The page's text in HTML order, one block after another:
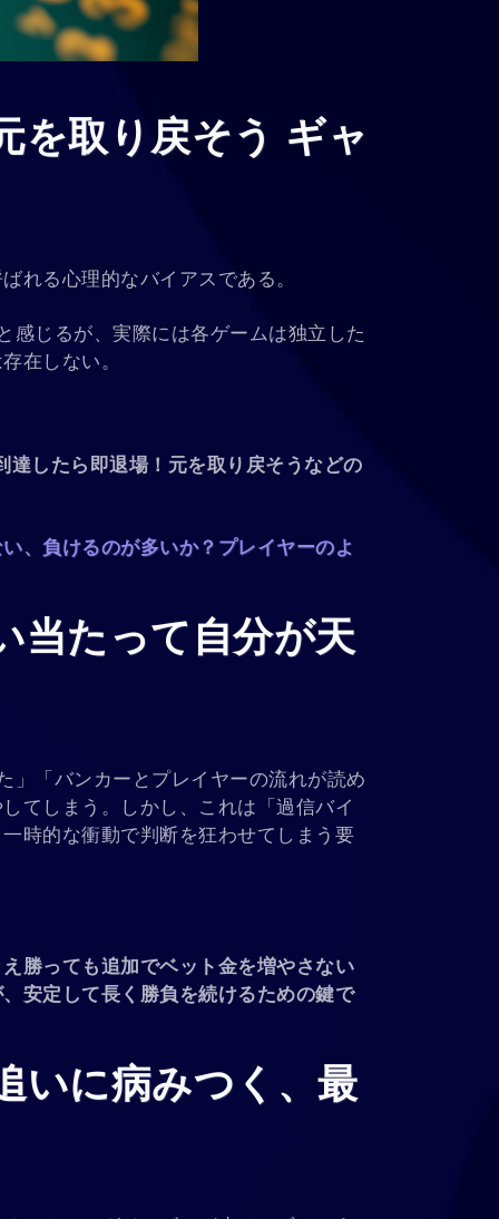
を取り戻そう ギャ
れる心理的なバイアスである。
感じるが、実際には各ゲームは独立した
在しない。
達したら即退場！元を取り戻そうなどの
、負けるのが多いか？プレイヤーのよ
当たって自分が天
」「バンカーとプレイヤーの流れが読め
てしまう。しかし、これは「過信バイ
時的な衝動で判断を狂わせてしまう要
勝っても追加でベット金を増やさない
安定して長く勝負を続けるための鍵で
いに病みつく、最